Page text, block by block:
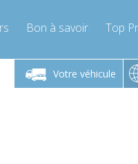
Bon à savoir Top
Votre véhicule
9h-17h
express.fr
Lundi-